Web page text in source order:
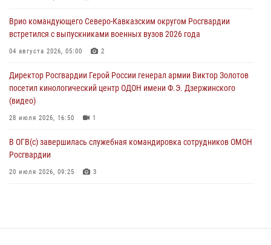
нарушений миграционного законодательства
07 августа 2026, 12:54
07 августа 2026, 12:37
Врио командующего Северо-Кавказским округом Росгвардии
встретился с выпускниками военных вузов 2026 года
04 августа 2026, 05:00 2
Директор Росгвардии Герой России генерал армии Виктор Золотов
посетил кинологический центр ОДОН имени Ф.Э. Дзержинского
(видео)
28 июля 2026, 16:50 1
В ОГВ(с) завершилась служебная командировка сотрудников ОМОН
Росгвардии
20 июля 2026, 09:25 3